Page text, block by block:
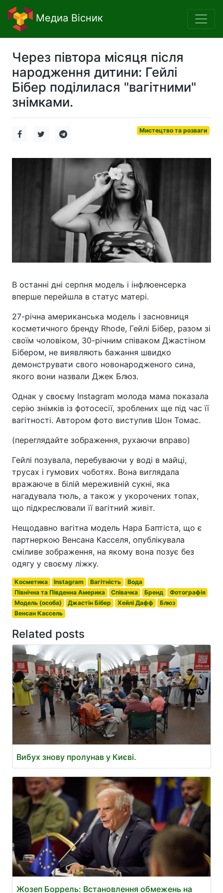
Медиа Вісник
Через півтора місяця після
народження дитини: Гейлі
Бібер поділилася "вагітними"
знімками.
Мистецтво та розваги
В останні дні серпня модель і інфлюенсерка
вперше перейшла в статус матері.
27-річна американська модель і засновниця
косметичного бренду Rhode, Гейлі Бібер, разом зі
своїм чоловіком, 30-річним співаком Джастіном
Бібером, не виявляють бажання швидко
демонструвати свого новонародженого сина,
якого вони назвали Джек Блюз.
Однак у своєму Instagram молода мама показала
серію знімків із фотосесії, зроблених ще під час її
вагітності. Автором фото виступив Шон Томас.
(переглядайте зображення, рухаючи вправо)
Гейлі позувала, перебуваючи у воді в майці,
трусах і гумових чоботях. Вона виглядала
вражаюче в білій мереживній сукні, яка
нагадувала тюль, а також у укорочених топах,
що підкреслювали її вагітний живіт.
Нещодавно вагітна модель Нара Баптіста, що є
партнеркою Венсана Касселя, опублікувала
сміливе зображення, на якому вона позує без
одягу у своєму ліжку.
Косметика Instagram Вагітність
Вода
Північна та Південна Америка
Співачка Бренд
Фотографія
Модель (особа)
Джастін Бібер Хейлі Дафф
Блюз
Венсан Кассель
Related posts
Вибух знову пролунав у Києві.
Жозеп Боррель: Встановлення обмежень на